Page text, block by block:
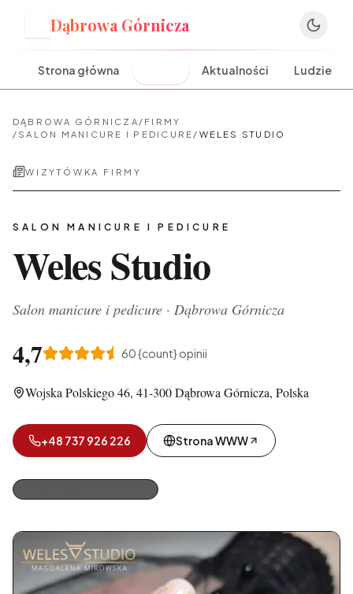
Dąbrowa Górnicza
Strona główna Aktualności Ludzie
DĄBROWA GÓRNICZA / FIRMY
/ SALON MANICURE I PEDICURE / WELES STUDIO
WIZYTÓWKA FIRMY
SALON MANICURE I PEDICURE
Weles Studio
Salon manicure i pedicure · Dąbrowa Górnicza
4,7 60{count} opinii
Wojska Polskiego 46, 41-300 Dąbrowa Górnicza, Polska
+48 737 926 226 Strona WWW